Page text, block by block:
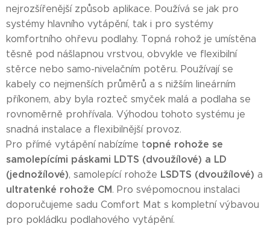
nejrozšířenější způsob aplikace. Používá se jak pro
systémy hlavního vytápění, tak i pro systémy
komfortního ohřevu podlahy. Topná rohož je umístěna
těsně pod nášlapnou vrstvou, obvykle ve flexibilní
stěrce nebo samo-nivelačním potěru. Používají se
kabely co nejmenších průměrů a s nižším lineárním
příkonem, aby byla rozteč smyček malá a podlaha se
rovnoměrně prohřívala. Výhodou tohoto systému je
snadná instalace a flexibilnější provoz.
Pro přímé vytápění nabízíme topné rohože se
samolepícími páskami LDTS (dvoužílové) a LD
(jednožílové), samolepící rohože LSDTS (dvoužílové) a
ultratenké rohože CM. Pro svépomocnou instalaci
doporučujeme sadu Comfort Mat s kompletní výbavou
pro pokládku podlahového vytápění.